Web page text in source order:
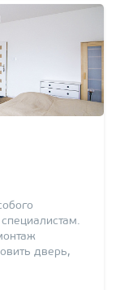
дверь,